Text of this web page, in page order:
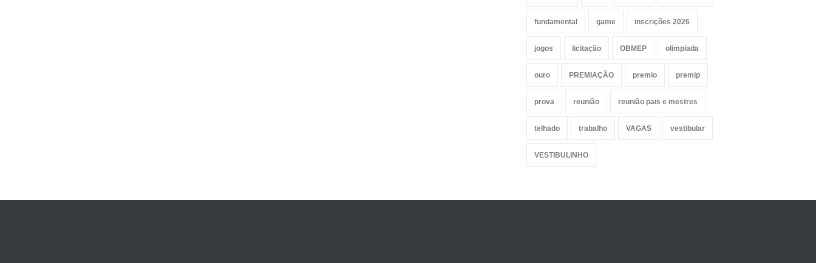
fundamental game inscrições 2026
jogos licitação OBMEP olimpiada
ouro PREMIAÇÃO premio premip
prova reunião reunião pais e mestres
telhado trabalho VAGAS vestibular
VESTIBULINHO